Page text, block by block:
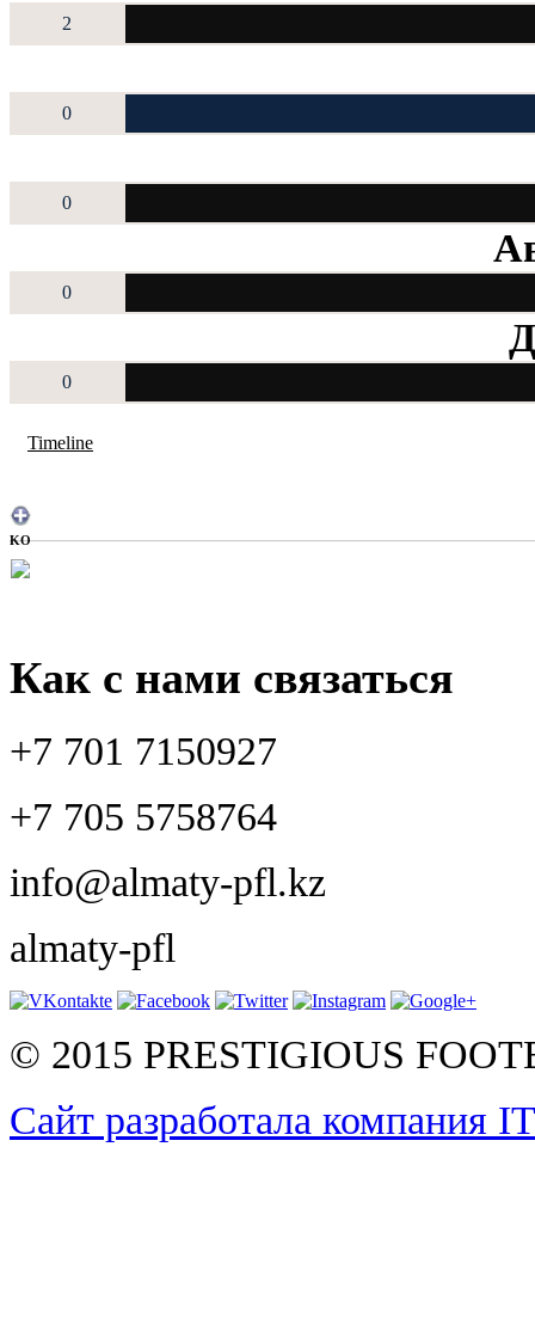
2
0
0
0
0
Timeline
KO
Как с нами связаться
+7 701 7150927
+7 705 5758764
info@almaty-pfl.kz
almaty-pfl
© 2015 PRESTIGIOUS
Сайт разработала компания